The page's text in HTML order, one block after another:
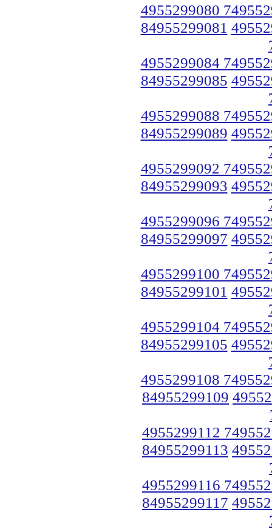
4955299080
84955299081
4955299084
84955299085
4955299088
84955299089
4955299092
84955299093
4955299096
84955299097
4955299100
84955299101
4955299104
84955299105
4955299108
84955299109
4955299112
84955299113
4955299116
84955299117